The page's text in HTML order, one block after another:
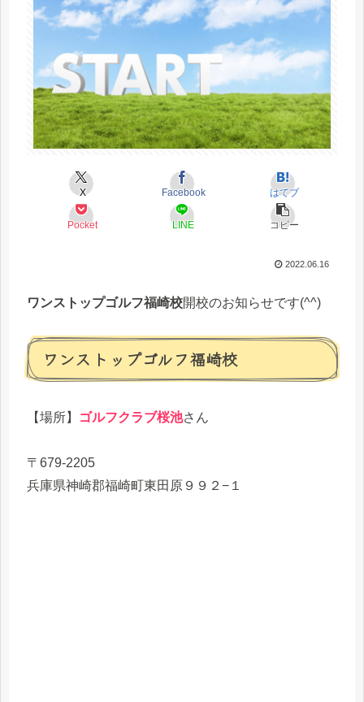
X Facebook はてブ
Pocket LINE コピー
2022.06.16
ワンストップゴルフ福崎校開校のお知らせです(^^)
ワンストップゴルフ福崎校
【場所】 ゴルフクラブ桜池さん
〒679-2205
兵庫県神崎郡福崎町東田原９９２−１